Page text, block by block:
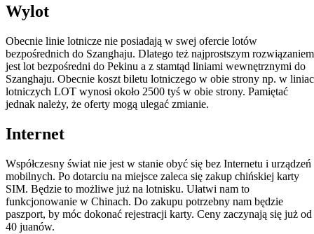
Wylot
Obecnie linie lotnicze nie posiadają w swej ofercie lotów
bezpośrednich do Szanghaju. Dlatego też najprostszym rozwiązaniem
jest lot bezpośredni do Pekinu a z stamtąd liniami wewnętrznymi do
Szanghaju. Obecnie koszt biletu lotniczego w obie strony np. w
lotniczych LOT wynosi około 2500 tyś w obie strony. Pamiętać
jednak należy, że oferty mogą ulegać zmianie.
Internet
Współczesny świat nie jest w stanie obyć się bez Internetu i urządzeń
mobilnych. Po dotarciu na miejsce zaleca się zakup chińskiej karty
SIM. Będzie to możliwe już na lotnisku. Ułatwi nam to
funkcjonowanie w Chinach. Do zakupu potrzebny nam będzie
paszport, by móc dokonać rejestracji karty. Ceny zaczynają się już od
40 juanów.